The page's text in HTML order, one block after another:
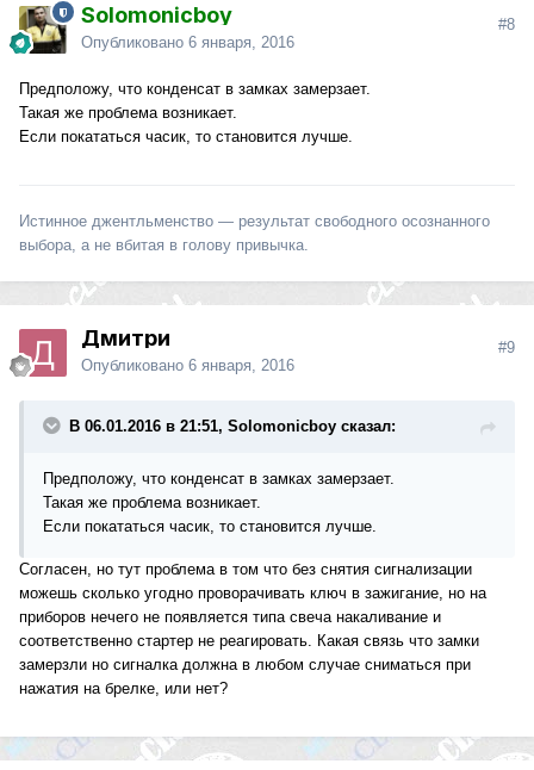
Solomonicboy
Опубликовано 6 января, 2016
#8
Предположу, что конденсат в замках замерзает.
Такая же проблема возникает.
Если покататься часик, то становится лучше.
Истинное джентльменство — результат свободного осознанного
выбора, а не вбитая в голову привычка.
Дмитри
Опубликовано 6 января, 2016
#9
В 06.01.2016 в 21:51, Solomonicboy сказал:
Предположу, что конденсат в замках замерзает.
Такая же проблема возникает.
Если покататься часик, то становится лучше.
Согласен, но тут проблема в том что без снятия сигнализации
можешь сколько угодно проворачивать ключ в зажигание, но на
приборов нечего не появляется типа свеча накаливание и
соответственно стартер не реагировать. Какая связь что замки
замерзли но сигналка должна в любом случае сниматься при
нажатия на брелке, или нет?